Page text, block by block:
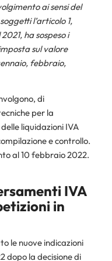
ai sensi del
l’articolo 1,
ha sospeso i
sul valore
febbraio,
di
per la
liquidazioni IVA
e controllo.
al 10 febbraio 2022.
IVA
in
le nuove indicazioni
dopo la decisione di